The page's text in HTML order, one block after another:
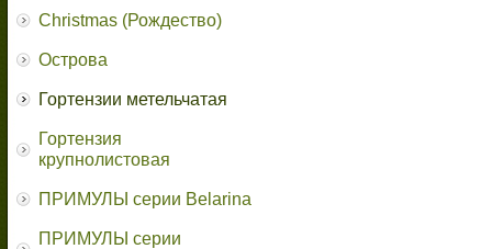
Christmas (Рождество)
Острова
Гортензии метельчатая
Гортензия
крупнолистовая
ПРИМУЛЫ серии Belarina
ПРИМУЛЫ серии